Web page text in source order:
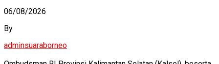
06/08/2026
By
adminsuaraborneo